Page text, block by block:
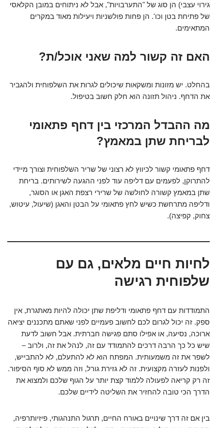
גירוי עצבי) הן סוג של "התערבויות", אבל לא ניתוחים במובן הקלאסי
של פתיחת בטן וכו'. הן פחות פולשניות ויעילות מאוד במקרים
המתאימים.
האם זה קשור למה שאני אוכל/ת?
בהחלט. יש מזונות ומשקאות שיכולים לגרות את השלפוחית ולהגביר
את הדחף. ניהול תזונה הוא חלק חשוב בטיפול.
מה ההבדל המרכזי בין דחף פתאומי
לבריחת שתן במאמץ?
דחף פתאומי קשור לכיווץ לא רצוני של שריר השלפוחית וצורך מיידי
להתרוקן, לפעמים עם דליפה עוד לפני ההגעה לשירותים. בריחת
שתן במאמץ קשורה לחולשה של שרירי רצפת האגן או הסוגר,
ודליפה מתרחשת כשיש לחץ פתאומי על הבטן והאגן (שיעול, עיטוש,
צחוק, קפיצה).
לחיות חיים מלאים, גם עם
שלפוחית רגישה
התמודדות עם דחף פתאומי ודליפת שתן יכולה להיות מאתגרת, אין
ספק. זה יכול לגרום לכם לחשוב פעמיים לפני שאתם מתכננים יציאה
ארוכה, נסיעה, או אפילו סתם פגישה חברתית. אבל חשוב לדעת
שיש כל כך הרבה דרכים להתמודד עם זה, לנהל את זה, ולרוב –
לשפר את זה משמעותית. המפתח הוא לא להתעלם, לא להתבייש,
ולפנות לעזרה מקצועית. זה לא גזירת גורל, וזה ממש לא סוף הסיפור.
זה רק קריאה לפעולה ללמוד קצת יותר על הגוף שלכם ולמצוא את
הדרך הכי טובה להחזיר את השליטה לידיים שלכם.
בין אם זה דרך שינויים באורח החיים, תרגול התנהגותי, פיזיותרפיה,